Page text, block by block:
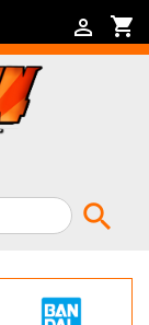
shopping_cart

